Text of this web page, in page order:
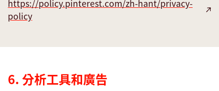
https://policy.pinterest.com/zh-hant/privacy-
policy
Analytics
6. 分析工具和廣告